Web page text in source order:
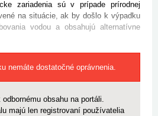
zariadenia sú v prípade prírodnej
na situácie, ak by došlo k výpadku
vodou a obsahujú alternatívne
nemáte dostatočné oprávnenia.
obsahu na portáli.
majú len registrovaní používatelia